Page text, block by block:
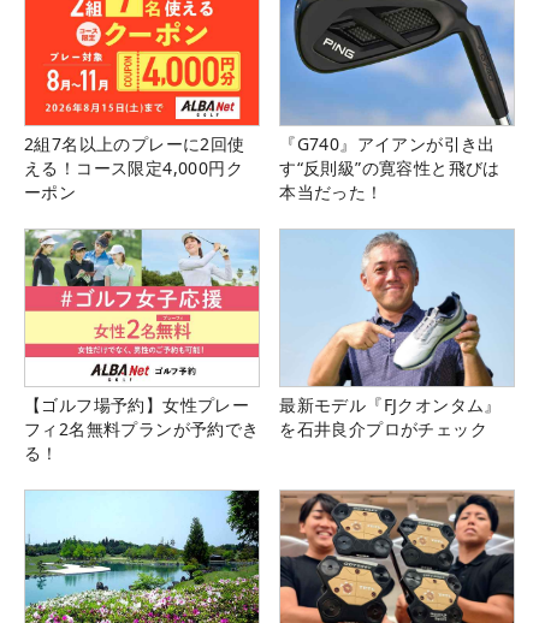
2組7名以上のプレーに2回使
える！コース限定4,000円ク
ーポン
『G740』アイアンが引き出
す“反則級”の寛容性と飛びは
本当だった！
【ゴルフ場予約】女性プレー
フィ2名無料プランが予約でき
る！
最新モデル『FJクオンタム』
を石井良介プロがチェック